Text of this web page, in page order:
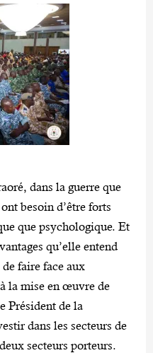
dans la guerre que
besoin d’être forts
que psychologique. Et
qu’elle entend
faire face aux
la mise en œuvre de
Président de la
dans les secteurs de
secteurs porteurs.